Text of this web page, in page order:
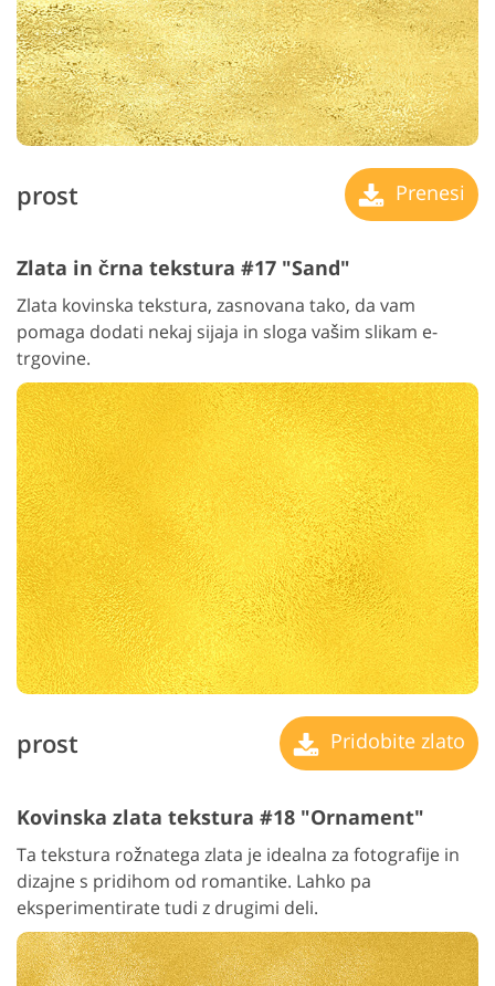
prost Prenesi
Zlata in črna tekstura #17 "Sand"
Zlata kovinska tekstura, zasnovana tako, da vam
pomaga dodati nekaj sijaja in sloga vašim slikam e-
trgovine.
prost Pridobite zlato
Kovinska zlata tekstura #18 "Ornament"
Ta tekstura rožnatega zlata je idealna za fotografije in
dizajne s pridihom od romantike. Lahko pa
eksperimentirate tudi z drugimi deli.